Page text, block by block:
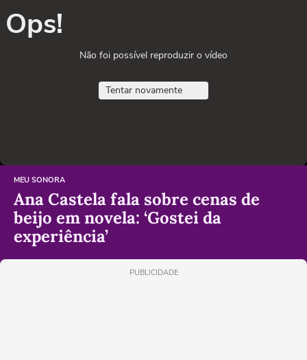
Ops!
Não foi possível reproduzir o vídeo
Tentar novamente
MEU SONORA
Ana Castela fala sobre cenas de
beijo em novela: ‘Gostei da
experiência’
PUBLICIDADE